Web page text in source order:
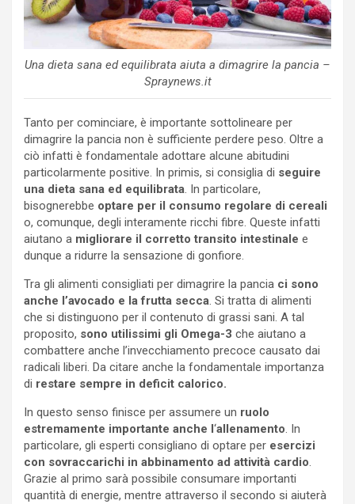
Una dieta sana ed equilibrata aiuta a dimagrire la pancia –
Spraynews.it
Tanto per cominciare, è importante sottolineare per
dimagrire la pancia non è sufficiente perdere peso. Oltre a
ciò infatti è fondamentale adottare alcune abitudini
particolarmente positive. In primis, si consiglia di seguire
una dieta sana ed equilibrata. In particolare,
bisognerebbe optare per il consumo regolare di cereali
o, comunque, degli interamente ricchi fibre. Queste infatti
aiutano a migliorare il corretto transito intestinale e
dunque a ridurre la sensazione di gonfiore.
Tra gli alimenti consigliati per dimagrire la pancia ci sono
anche l’avocado e la frutta secca. Si tratta di alimenti
che si distinguono per il contenuto di grassi sani. A tal
proposito, sono utilissimi gli Omega-3 che aiutano a
combattere anche l’invecchiamento precoce causato dai
radicali liberi. Da citare anche la fondamentale importanza
di restare sempre in deficit calorico.
In questo senso finisce per assumere un ruolo
estremamente importante anche l‘allenamento. In
particolare, gli esperti consigliano di optare per esercizi
con sovraccarichi in abbinamento ad attività cardio.
Grazie al primo sarà possibile consumare importanti
quantità di energie, mentre attraverso il secondo si aiuterà